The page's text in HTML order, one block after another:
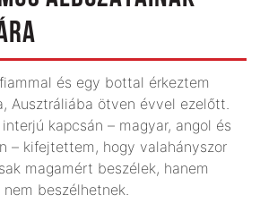
és egy bottal érkeztem
Ausztráliába ötven évvel ezelőtt.
kapcsán – magyar, angol és
– kifejtettem, hogy valahányszor
magamért beszélek, hanem
beszélhetnek.